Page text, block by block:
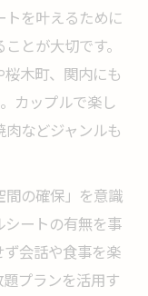
ための工夫
び方とコツ
まる会話術
るポイント
約のコツ
酒屋の選び方
デートの裏技
を叶えるために
とが大切です。
木町、関内にも
カップルで楽し
などジャンルも
間の確保」を意識
シートの有無を事
会話や食事を楽
プランを活用す